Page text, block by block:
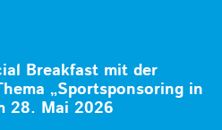
Breakfast mit der
„Sportsponsoring in
28. Mai 2026